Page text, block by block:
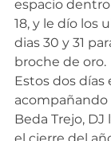
espacio dentro
18, y le dío los
dias 30 y 31
broche de oro.
Estos dos días
Beda Trejo, DJ